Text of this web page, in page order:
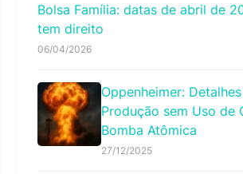
Bolsa Família: datas de abril de
tem direito
06/04/2026
Oppenheimer:
Produção sem Uso de
Bomba Atômica
27/12/2025